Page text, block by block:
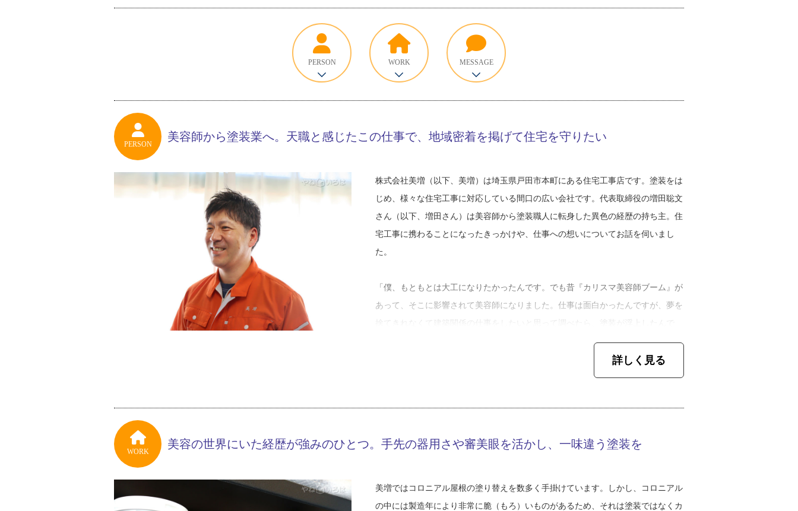
PERSON WORK MESSAGE
PERSON
美容師から塗装業へ。天職と感じたこの仕事で、地域密着を掲げて住宅を守りたい
株式会社美増（以下、美増）は埼玉県戸田市本町にある住宅工事店です。塗装をは
じめ、様々な住宅工事に対応している間口の広い会社です。代表取締役の増田聡文
さん（以下、増田さん）は美容師から塗装職人に転身した異色の経歴の持ち主。住
宅工事に携わることになったきっかけや、仕事への想いについてお話を伺いまし
た。
「僕、もともとは大工になりたかったんです。でも昔『カリスマ美容師ブーム』が
あって、そこに影響されて美容師になりました。仕事は面白かったんですが、夢を
す。手先は器用だしカラーコーディネーターの資格も持ってたから、塗料の調色と
かに活かせるんじゃないかと思ってね。いざ塗装の仕事をしてみると、天職だ！と
た仕事をしています。増田さんの明快で誠実な接客で、着実に地域のお客さまから
「見積りの時は、過去の事例を挙げてしっかり説明をしています。お客さまが気が
詳しく見る
WORK
美容の世界にいた経歴が強みのひとつ。手先の器用さや審美眼を活かし、一味違う塗装を
美増ではコロニアル屋根の塗り替えを数多く手掛けています。しかし、コロニアル
の中には製造年により非常に脆（もろ）いものがあるため、それは塗装ではなくカ